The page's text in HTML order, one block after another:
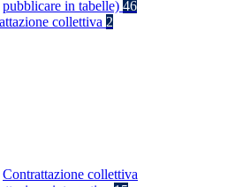
pubblicare in tabelle) 46
collettiva 2
Contrattazione collettiva